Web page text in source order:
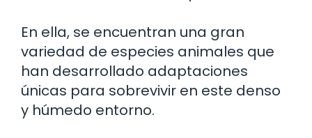
En ella, se encuentran una gran
variedad de especies animales que
han desarrollado adaptaciones
únicas para sobrevivir en este denso
y húmedo entorno.